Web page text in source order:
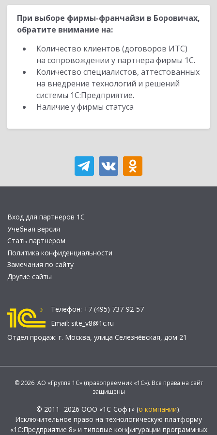
При выборе фирмы-франчайзи в Боровичах,
обратите внимание на:
Количество клиентов (договоров ИТС)
на сопровождении у партнера фирмы 1С.
Количество специалистов, аттестованных
на внедрение технологий и решений
системы 1С:Предприятие.
Наличие у фирмы статуса
Вход для партнеров 1С
Учебная версия
Стать партнером
Политика конфиденциальности
Замечания по сайту
Другие сайты
Телефон: +7 (495) 737-92-57
Email: site_v8@1c.ru
Отдел продаж: г. Москва, улица Селезнёвская, дом 21
© 2026 АО «Группа 1С» (правопреемник «1С»). Все права на сайт
защищены
© 2011- 2026 ООО «1С-Софт» (о компании).
Исключительное право на технологическую платформу
«1С:Предприятие 8» и типовые конфигурации программных